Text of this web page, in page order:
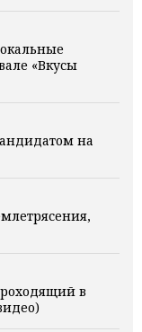
«Вкусы
на
в